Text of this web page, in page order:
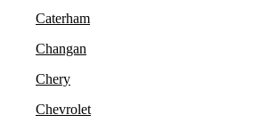
Caterham
Changan
Chery
Chevrolet